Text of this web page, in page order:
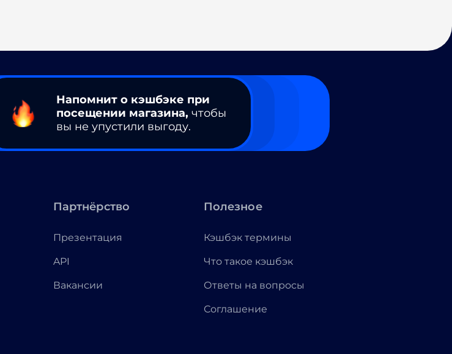
Напомнит о кэшбэке при
посещении магазина, чтобы
вы не упустили выгоду.
Партнёрство
Презентация
API
Вакансии
Полезное
Кэшбэк термины
Что такое кэшбэк
Ответы на вопросы
Соглашение